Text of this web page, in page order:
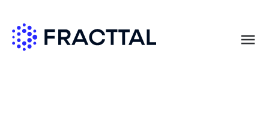
menu